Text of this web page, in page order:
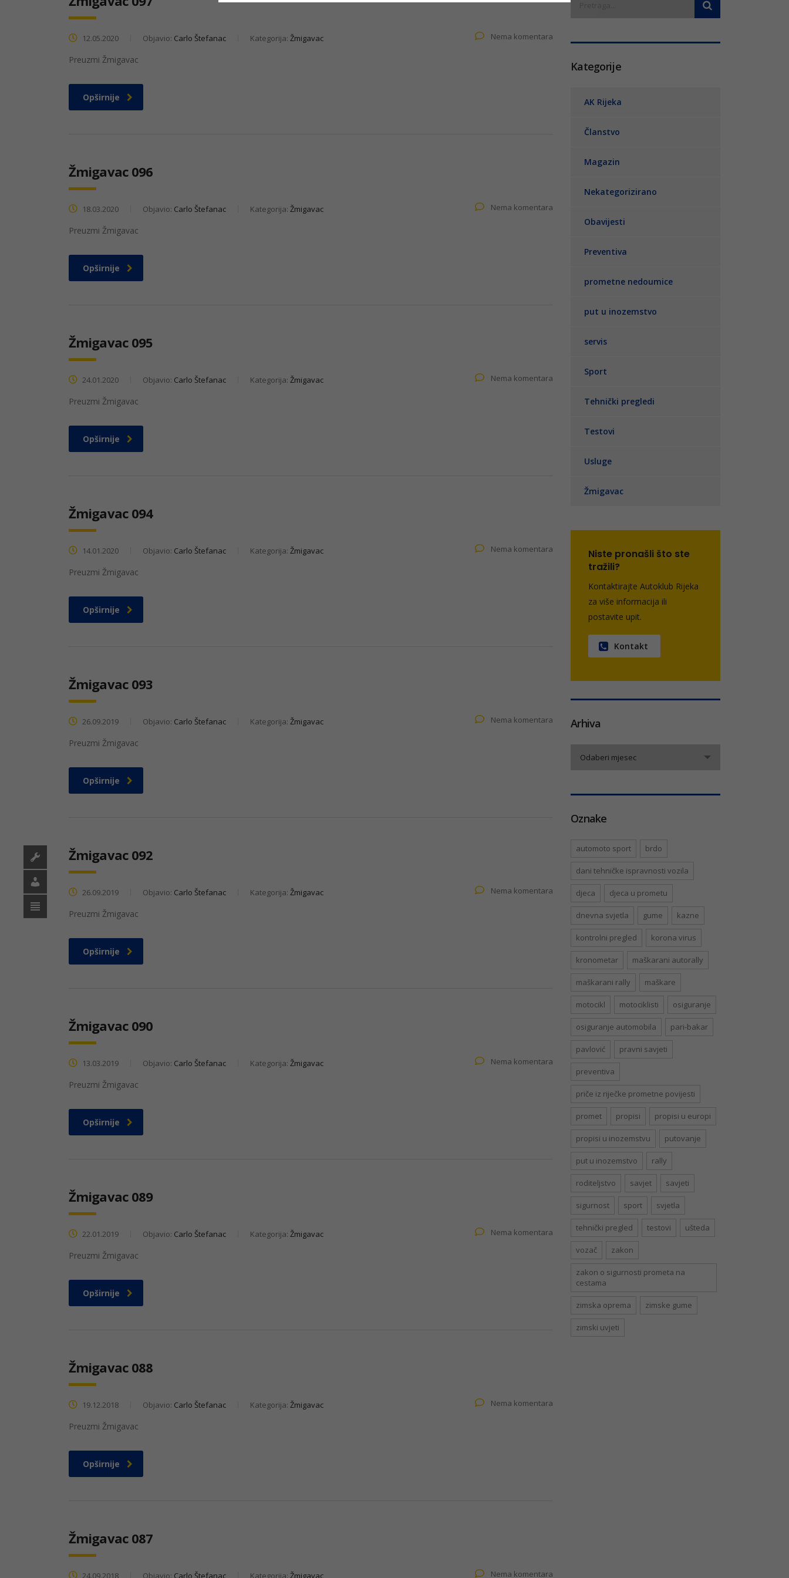
12.05.2020 Objavio: Carlo Štefanac Kategorija: Žmigavac Nema komentara
Preuzmi Žmigavac
Opširnije
Žmigavac 096
18.03.2020 Objavio: Carlo Štefanac Kategorija: Žmigavac Nema komentara
Preuzmi Žmigavac
Opširnije
Žmigavac 095
24.01.2020 Objavio: Carlo Štefanac Kategorija: Žmigavac Nema komentara
Preuzmi Žmigavac
Opširnije
Žmigavac 094
14.01.2020 Objavio: Carlo Štefanac Kategorija: Žmigavac Nema komentara
Preuzmi Žmigavac
Opširnije
Žmigavac 093
26.09.2019 Objavio: Carlo Štefanac Kategorija: Žmigavac Nema komentara
Preuzmi Žmigavac
Opširnije
Žmigavac 092
26.09.2019 Objavio: Carlo Štefanac Kategorija: Žmigavac Nema komentara
Preuzmi Žmigavac
Opširnije
Žmigavac 090
13.03.2019 Objavio: Carlo Štefanac Kategorija: Žmigavac Nema komentara
Preuzmi Žmigavac
Opširnije
Žmigavac 089
22.01.2019 Objavio: Carlo Štefanac Kategorija: Žmigavac Nema komentara
Preuzmi Žmigavac
Opširnije
Žmigavac 088
19.12.2018 Objavio: Carlo Štefanac Kategorija: Žmigavac Nema komentara
Preuzmi Žmigavac
Opširnije
Žmigavac 087
24.09.2018 Objavio: Carlo Štefanac Kategorija: Žmigavac Nema komentara
Kategorije
AK Rijeka
Članstvo
Magazin
Nekategorizirano
Obavijesti
Preventiva
prometne nedoumice
put u inozemstvo
servis
Sport
Tehnički pregledi
Testovi
Usluge
Žmigavac
Niste pronašli što ste
tražili?
Kontaktirajte Autoklub Rijeka
za više informacija ili
postavite upit.
Kontakt
Arhiva
Odaberi mjesec
Oznake
automoto sport brdo
dani tehničke ispravnosti vozila
djeca djeca u prometu
dnevna svjetla gume kazne
kontrolni pregled korona virus
kronometar maškarani autorally
maškarani rally maškare
motocikl motociklisti osiguranje
osiguranje automobila pari-bakar
pavlović pravni savjeti
preventiva
priče iz riječke prometne povijesti
promet propisi propisi u europi
propisi u inozemstvu putovanje
put u inozemstvo rally
roditeljstvo savjet savjeti
sigurnost sport svjetla
tehnički pregled testovi ušteda
vozač zakon
zakon o sigurnosti prometa na
cestama
zimska oprema zimske gume
zimski uvjeti